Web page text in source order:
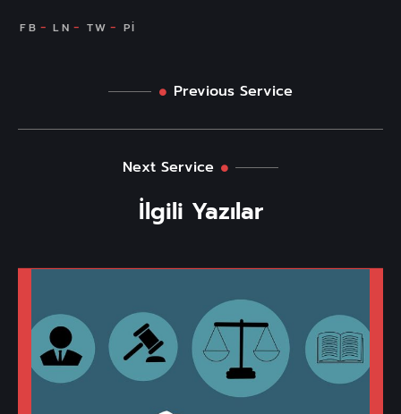
Previous Service
Next Service
İlgili Yazılar